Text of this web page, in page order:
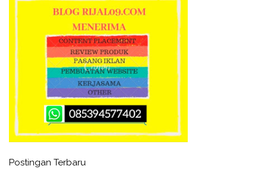
Postingan Terbaru